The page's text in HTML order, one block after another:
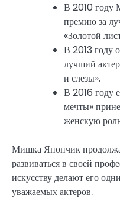
В 2010 году
премию за
«Золотой
В 2013 году
лучший
и слезы».
В 2016 году
мечты»
женскую
Мишка Япончик
развиваться в своей
искусству делают его
уважаемых актеров.